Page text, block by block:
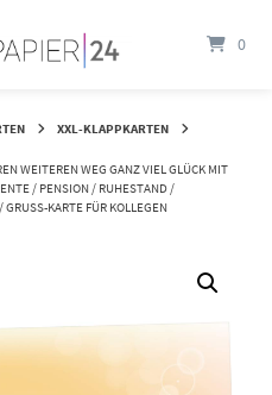
0
XXL-KLAPPKARTEN
WEITEREN WEG GANZ VIEL GLÜCK MIT U
/ PENSION / RUHESTAND / V
KARTE FÜR KOLLEGEN